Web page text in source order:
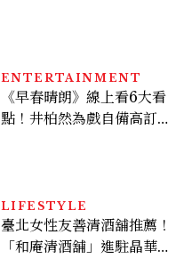
ENTERTAINMENT
《早春晴朗》線上看6大看
點！井柏然為戲自備高訂，
LIFESTYLE
臺北女性友善清酒舖推薦！
「和庵清酒舖」進駐晶華酒